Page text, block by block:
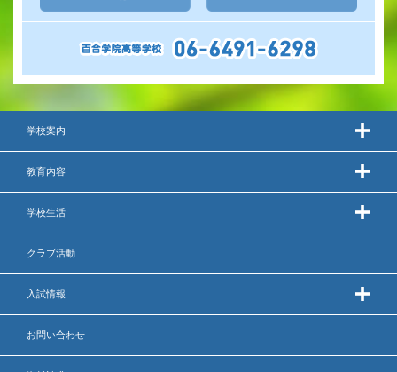
学校案内
教育内容
学校生活
クラブ活動
入試情報
お問い合わせ
入学金・学費
特待生・学費減免制度
推薦制度
進路指導